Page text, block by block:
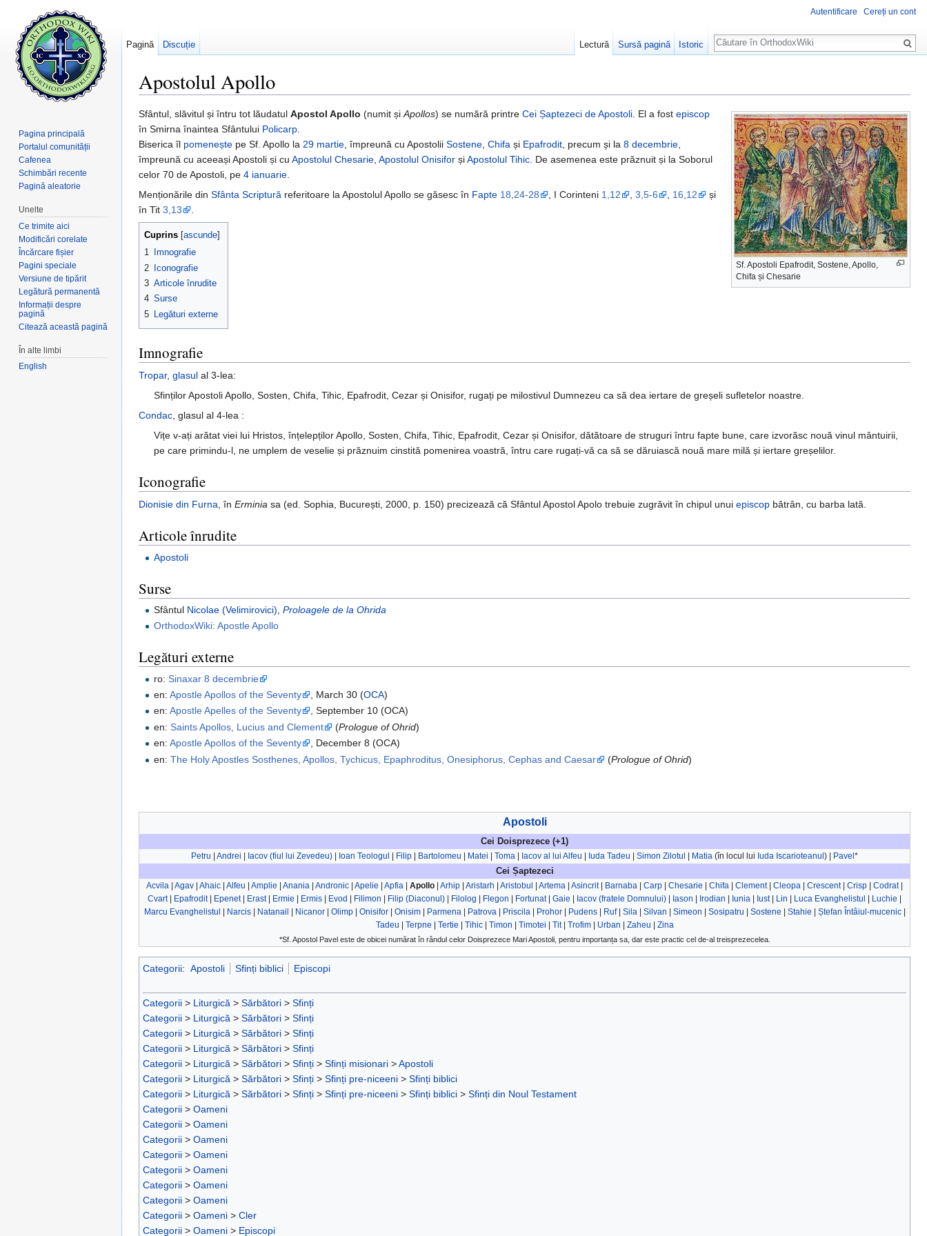
Apostolul Apollo
Sf. Apostoli Epafrodit, Sostene, Apollo,
Chifa și Chesarie
Sfântul, slăvitul și întru tot lăudatul Apostol Apollo (numit șiApollos) se numără printre Cei Șaptezeci de Apostoli. El a fost episcop
în Smirna înaintea Sfântului Policarp.
Biserica îl pomenește pe Sf. Apollo la 29 martie, împreună cu Apostolii Sostene, Chifa și Epafrodit, precum și la 8 decembrie,
împreună cu aceeași Apostoli și cu Apostolul Chesarie, Apostolul Onisifor șiApostolul Tihic. De asemenea este prăznuit și la Soborul
celor 70 de Apostoli, pe 4 ianuarie.
Menționările din Sfânta Scriptură referitoare la Apostolul Apollo se găsesc în Fapte 18,24-28 , I Corinteni 1,12 , 3,5-6 , 16,12
și
în Tit 3,13 .
Cuprins ascunde
1
Imnografie
2
Iconografie
3 Articole înrudite
4 Surse
5
Legături externe
Imnografie
Tropar, glasul al 3-lea:
Sfinților Apostoli Apollo, Sosten, Chifa, Tihic, Epafrodit, Cezar și Onisifor, rugați pe milostivul Dumnezeu ca să dea iertare de greșeli sufletelor noastre.
Condac, glasul al 4-lea :
Vițe v-ați arătat viei lui Hristos, înțelepților Apollo, Sosten, Chifa, Tihic, Epafrodit, Cezar și Onisifor, dătătoare de struguri întru fapte bune, care izvorăsc nouă vinul mântuirii,
pe care primindu-l, ne umplem de veselie și prăznuim cinstită pomenirea voastră, întru care rugați-vă ca să se dăruiască nouă mare milă și iertare greșelilor.
Iconografie
Dionisie din Furna, în Erminia sa (ed. Sophia, București, 2000, p. 150) precizează că Sfântul Apostol Apolo trebuie zugrăvit în chipul unui episcop bătrân, cu barba lată.
Articole înrudite
Apostoli
Surse
Sfântul Nicolae (Velimirovici) ,Proloagele de la Ohrida
OrthodoxWiki: Apostle Apollo
Legături externe
ro:Sinaxar 8 decembrie
en:Apostle Apollos of the Seventy , March 30 (OCA)
en:Apostle Apelles of the Seventy
, September 10 (OCA)
en:Saints Apollos, Lucius and Clement (Prologue of Ohrid)
en:Apostle Apollos of the Seventy
, December 8 (OCA)
en:The Holy Apostles Sosthenes, Apollos, Tychicus, Epaphroditus, Onesiphorus, Cephas and Caesar (Prologue of Ohrid)
Apostoli
Cei Doisprezece (+1)
Petru | Andrei | Iacov (fiul lui Zevedeu) | Ioan Teologul | Filip | Bartolomeu | Matei | Toma | Iacov al lui Alfeu | Iuda Tadeu | Simon Zilotul | Matia (în locul lui Iuda Iscarioteanul) | Pavel*
Cei Șaptezeci
Acvila | Agav | Ahaic | Alfeu | Amplie | Anania | Andronic | Apelie | Apfia | Apollo | Arhip | Aristarh | Aristobul | Artema | Asincrit| Barnaba | Carp | Chesarie | Chifa | Clement| Cleopa | Crescent| Crisp | Codrat|
Cvart| Epafrodit| Epenet| Erast| Ermie | Ermis | Evod | Filimon | Filip (Diaconul) | Filolog | Flegon | Fortunat| Gaie | Iacov (fratele Domnului) | Iason | Irodian | Iunia | Iust| Lin | Luca Evanghelistul | Luchie |
Marcu Evanghelistul | Narcis| Natanail | Nicanor| Olimp| Onisifor| Onisim| Parmena | Patrova | Priscila | Prohor| Pudens| Ruf| Sila | Silvan | Simeon | Sosipatru | Sostene | Stahie | Ștefan Întâiul-mucenic|
Tadeu | Terpne | Tertie | Tihic| Timon | Timotei | Tit| Trofim| Urban | Zaheu | Zina
*Sf. Apostol Pavel este de obicei numărat în rândul celor Doisprezece Mari Apostoli, pentru importanța sa, dar este practic cel de-al treisprezecelea.
Categorii: Apostoli Sfinți biblici Episcopi
Categorii > Liturgică > Sărbători > Sfinți
Categorii > Liturgică > Sărbători > Sfinți
Categorii > Liturgică > Sărbători > Sfinți
Categorii > Liturgică > Sărbători > Sfinți
Categorii > Liturgică > Sărbători > Sfinți > Sfinți misionari >Apostoli
Categorii > Liturgică > Sărbători > Sfinți > Sfinți pre-niceeni > Sfinți biblici
Categorii > Liturgică > Sărbători > Sfinți > Sfinți pre-niceeni > Sfinți biblici > Sfinți din Noul Testament
Categorii > Oameni
Categorii > Oameni
Categorii > Oameni
Categorii > Oameni
Categorii > Oameni
Categorii > Oameni
Categorii > Oameni
Categorii > Oameni > Cler
Categorii > Oameni > Episcopi
Autentificare Cereți un cont
Pagină Discuție Lectură Sursă pagină Istoric
Căutare
Pagina principală
Portalul comunității
Cafenea
Schimbări recente
Pagină aleatorie
Unelte
Ce trimite aici
Modificări corelate
Încărcare fișier
Pagini speciale
Versiune de tipărit
Legătură permanentă
Informații despre
pagină
Citează această pagină
În alte limbi
English